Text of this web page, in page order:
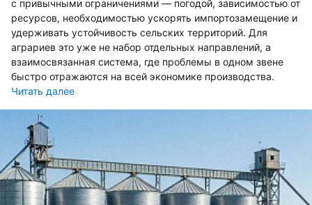
с привычными ограничениями — погодой, зависимостью от
ресурсов, необходимостью ускорять импортозамещение и
удерживать устойчивость сельских территорий. Для
аграриев это уже не набор отдельных направлений, а
взаимосвязанная система, где проблемы в одном звене
быстро отражаются на всей экономике производства.
Читать далее